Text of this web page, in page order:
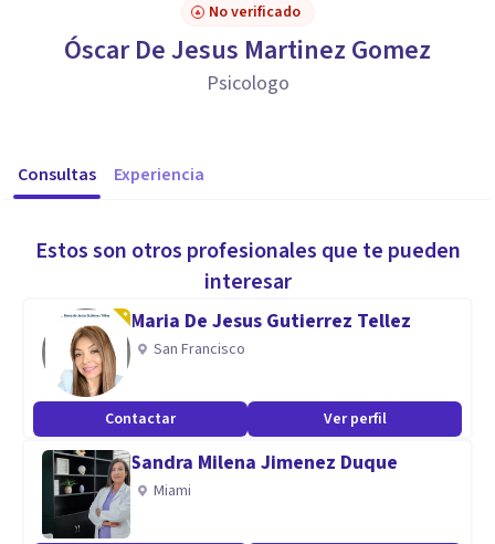
No verificado
Óscar De Jesus Martinez Gomez
Psicologo
Consultas Experiencia
Estos son otros profesionales que te pueden
interesar
Maria De Jesus Gutierrez Tellez
San Francisco
Contactar Ver perfil
Sandra Milena Jimenez Duque
Miami